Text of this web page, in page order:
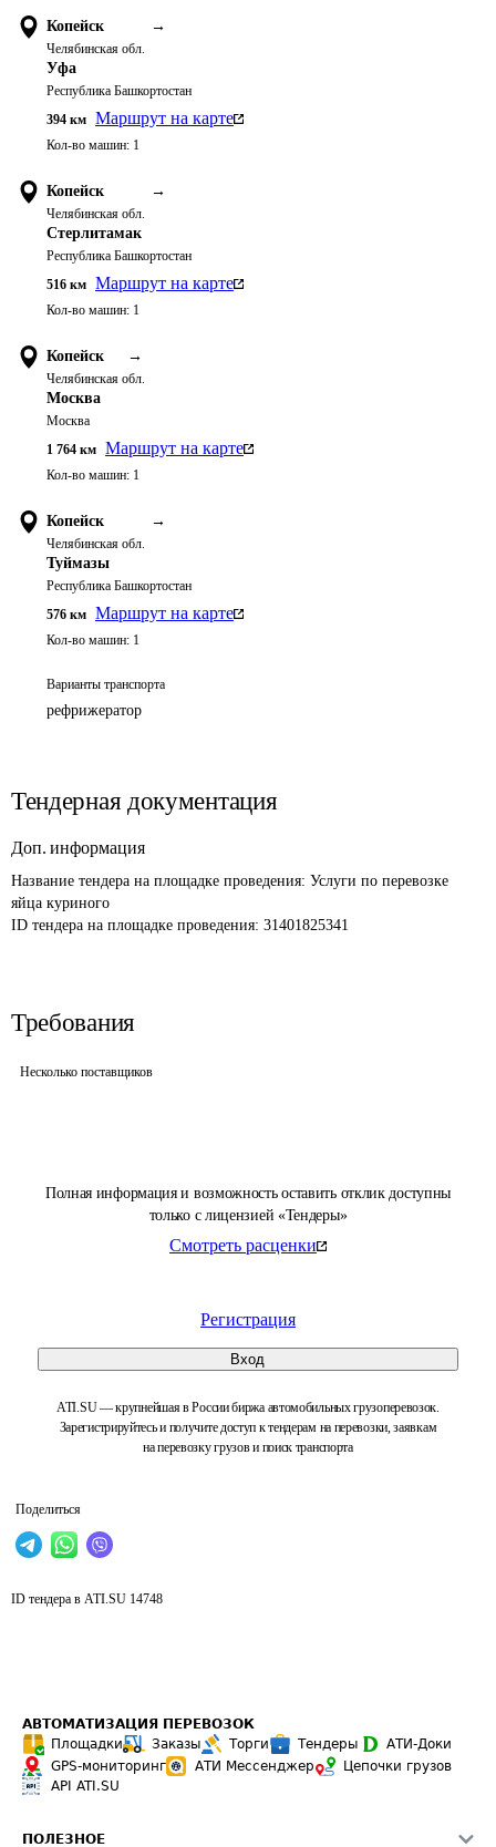
Полная информация и возможность оставить отклик доступны
только с лицензией «Тендеры»
Смотреть расценки
Регистрация
Вход
ATI.SU — крупнейшая в России биржа автомобильных грузоперевозок.
Зарегистрируйтесь и получите доступ к тендерам на перевозки, заявкам
на перевозку грузов и поиск транспорта
Поделиться
Копейск →
Челябинская обл.
Уфа
Республика Башкортостан
394 км Маршрут на карте
Кол-во машин: 1
Копейск →
Челябинская обл.
Стерлитамак
Республика Башкортостан
516 км Маршрут на карте
Кол-во машин: 1
Копейск →
Челябинская обл.
Москва
Москва
1 764 км Маршрут на карте
Кол-во машин: 1
Копейск →
Челябинская обл.
Туймазы
Республика Башкортостан
576 км Маршрут на карте
Кол-во машин: 1
Варианты транспорта
рефрижератор
Тендерная документация
Доп. информация
Название тендера на площадке проведения: Услуги по перевозке
яйца куриного
ID тендера на площадке проведения: 31401825341
Требования
Несколько поставщиков
ID тендера в ATI.SU 14748
АВТОМАТИЗАЦИЯ ПЕРЕВОЗОК
Площадки
Заказы Торги Тендеры
АТИ-Доки
GPS-мониторинг
АТИ Мессенджер
Цепочки грузов
API ATI.SU
ПОЛЕЗНОЕ